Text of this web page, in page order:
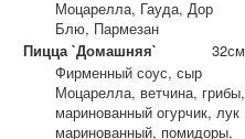
Моцарелла, Гауда, Дор
Блю, Пармезан
Пицца `Домашняя`
32см
Фирменный соус, сыр
Моцарелла, ветчина, грибы,
маринованный огурчик, лук
маринованный, помидоры,